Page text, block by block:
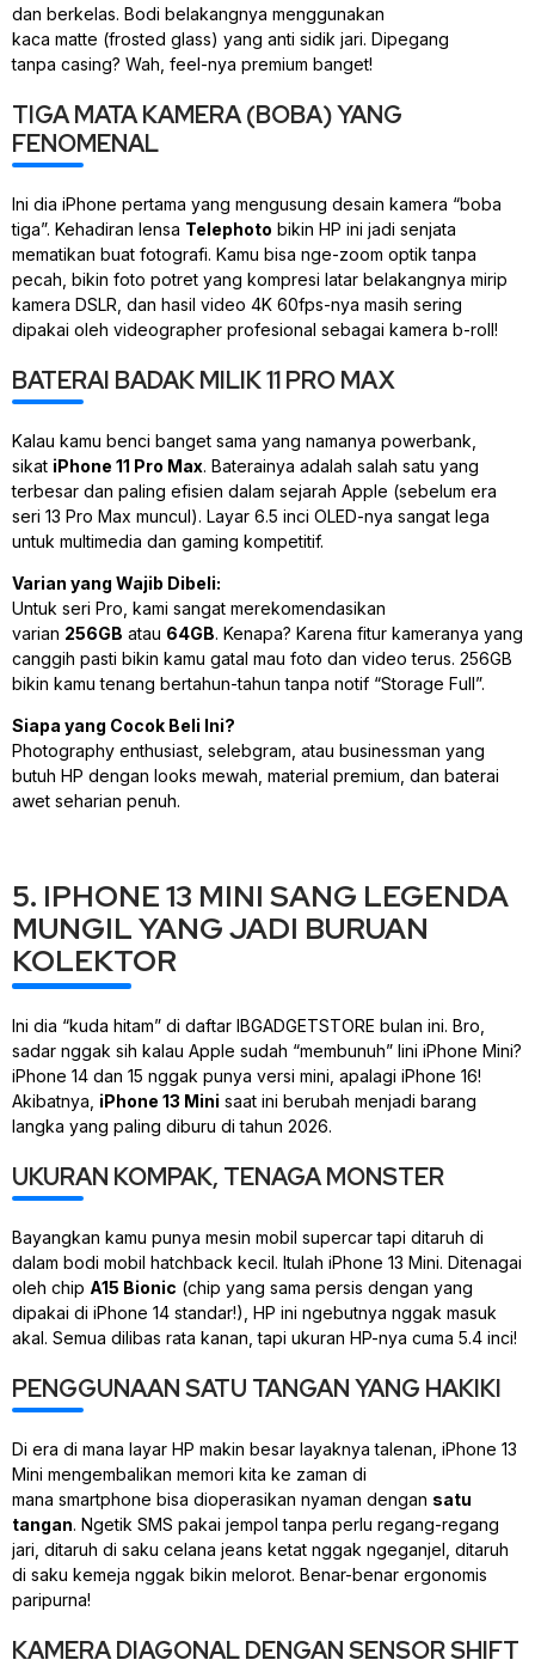
dan berkelas. Bodi belakangnya menggunakan
kaca matte (frosted glass) yang anti sidik jari. Dipegang
tanpa casing? Wah, feel-nya premium banget!
TIGA MATA KAMERA (BOBA) YANG
FENOMENAL
Ini dia iPhone pertama yang mengusung desain kamera “boba
tiga”. Kehadiran lensa Telephoto bikin HP ini jadi senjata
mematikan buat fotografi. Kamu bisa nge-zoom optik tanpa
pecah, bikin foto potret yang kompresi latar belakangnya mirip
kamera DSLR, dan hasil video 4K 60fps-nya masih sering
dipakai oleh videographer profesional sebagai kamera b-roll!
BATERAI BADAK MILIK 11 PRO MAX
Kalau kamu benci banget sama yang namanya powerbank
sikat iPhone 11 Pro Max. Baterainya adalah salah satu yang
terbesar dan paling efisien dalam sejarah Apple (sebelum era
seri 13 Pro Max muncul). Layar 6.5 inci OLED-nya sangat lega
untuk multimedia dan gaming kompetitif.
Varian yang Wajib Dibeli:
Untuk seri Pro, kami sangat merekomendasikan
varian 256GB atau 64GB. Kenapa? Karena fitur kameranya yang
canggih pasti bikin kamu gatal mau foto dan video terus. 256GB
bikin kamu tenang bertahun-tahun tanpa notif “Storage Full”.
Siapa yang Cocok Beli Ini?
Photography enthusiast, selebgram, atau businessman yang
butuh HP dengan looks mewah, material premium, dan baterai
awet seharian penuh.
5. IPHONE 13 MINI SANG LEGENDA
MUNGIL YANG JADI BURUAN
KOLEKTOR
Ini dia “kuda hitam” di daftar IBGADGETSTORE bulan ini. Bro,
sadar nggak sih kalau Apple sudah “membunuh” lini iPhone Mini?
iPhone 14 dan 15 nggak punya versi mini, apalagi iPhone 16!
Akibatnya, iPhone 13 Mini saat ini berubah menjadi barang
langka yang paling diburu di tahun 2026.
UKURAN KOMPAK, TENAGA MONSTER
Bayangkan kamu punya mesin mobil supercartapi ditaruh di
dalam bodi mobil hatchback kecil. Itulah iPhone 13 Mini. Ditenagai
oleh chip A15 Bionic (chip yang sama persis dengan yang
dipakai di iPhone 14 standar!), HP ini ngebutnya nggak masuk
akal. Semua dilibas rata kanan, tapi ukuran HP-nya cuma 5.4 inci!
PENGGUNAAN SATU TANGAN YANG HAKIKI
Di era di mana layar HP makin besar layaknya talenan, iPhone 13
Mini mengembalikan memori kita ke zaman di
mana smartphone bisa dioperasikan nyaman dengan satu
tangan. Ngetik SMS pakai jempol tanpa perlu regang-regang
jari, ditaruh di saku celana jeans ketat nggak ngeganjel, ditaruh
di saku kemeja nggak bikin melorot. Benar-benar ergonomis
paripurna!
KAMERA DIAGONAL DENGAN SENSOR SHIFT